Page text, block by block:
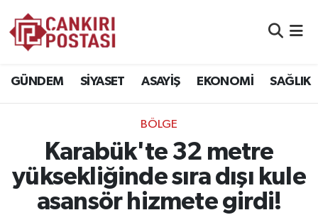
GÜNDEM SİYASET ASAYİŞ EKONOMİ SAĞLIK
BÖLGE
Karabük'te 32 metre
yüksekliğinde sıra dışı kule
asansör hizmete girdi!
EKONOMİ
SAĞLIK
Trafik Durumu
Süper Lig Puan Durumu ve Fikstür